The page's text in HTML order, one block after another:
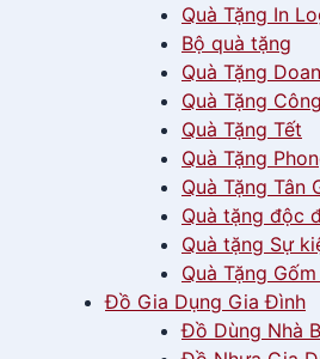
Quà Tặng In
Bộ quà tặng
Quà Tặng
Quà Tặng
Quà Tặng Tết
Quà Tặng
Quà Tặng Tân
Quà tặng độc
Quà tặng Sự
Quà Tặng
Đồ Gia Dụng Gia Đình
Đồ Dùng Nhà